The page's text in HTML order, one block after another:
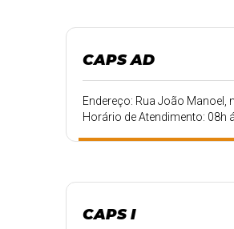
CAPS AD
Endereço: Rua João Manoel,
Horário de Atendimento: 08h
CAPS I